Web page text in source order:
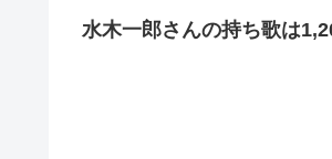
水木一郎さんの持ち歌は